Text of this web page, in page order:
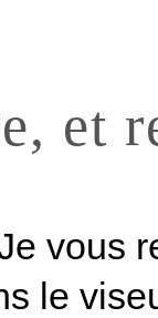
et
vous
le